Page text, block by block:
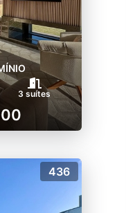
3 suítes
436